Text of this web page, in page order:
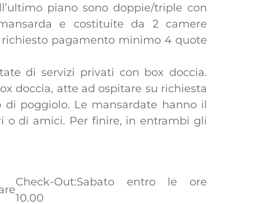
piano sono doppie/triple con
e costituite da 2 camere
pagamento minimo 4 quote
di servizi privati con box doccia.
doccia, atte ad ospitare su richiesta
poggiolo. Le mansardate hanno il
o di amici. Per finire, in entrambi gli
Check-Out:Sabato entro le ore
10.00